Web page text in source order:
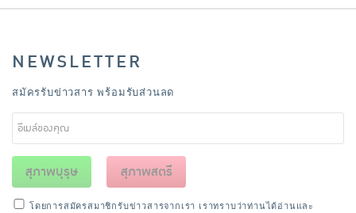
NEWSLETTER
สมัครรับข่าวสาร พร้อมรับส่วนลด
สุภาพบุรุษ สุภาพสตรี
โดยการสมัครสมาชิกรับข่าวสารจากเรา เราทราบว่าท่านได้อ่านและ